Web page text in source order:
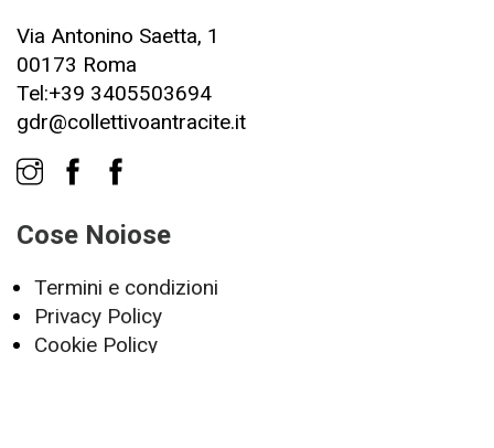
Via Antonino Saetta, 1
00173 Roma
Tel:+39 3405503694
gdr@collettivoantracite.it
Cose Noiose
Termini e condizioni
Privacy Policy
Cookie Policy